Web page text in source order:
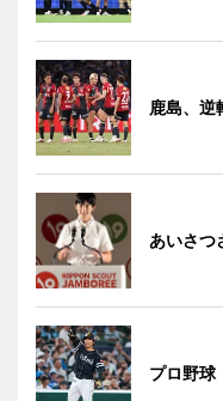
鹿島、
あいさつ
プロ野球